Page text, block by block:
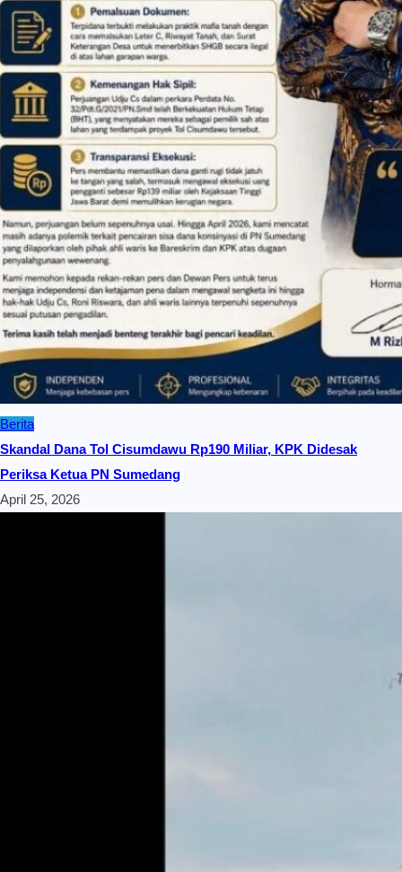
Berita
Skandal Dana Tol Cisumdawu Rp190 Miliar, KPK Didesak
Periksa Ketua PN Sumedang
April 25, 2026